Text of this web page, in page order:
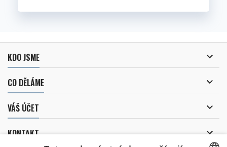
KDO JSME 
CO DĚLÁME 
VÁŠ ÚČET 
KONTAKT
